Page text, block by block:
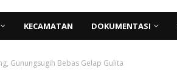
KECAMATAN DOKUMENTASI
Gunungsugih Bebas Gelap Gulita